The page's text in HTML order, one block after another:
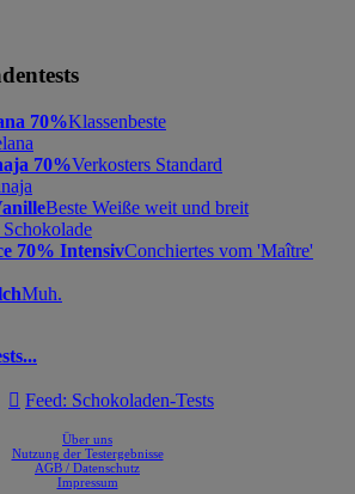
70%Klassenbeste
70%Verkosters Standard
Beste Weiße weit und breit
70% IntensivConchiertes vom 'Maître'
Muh.
 Feed: Schokoladen-Tests
Über uns
Nutzung der Testergebnisse
AGB / Datenschutz
Impressum